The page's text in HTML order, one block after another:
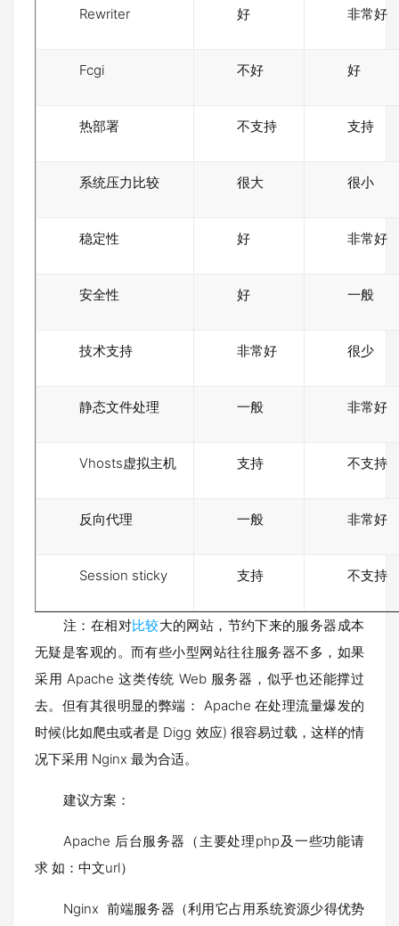
Rewriter 好 非常好
Fcgi 不好 好
热部署 不支持 支持
系统压力比较 很大 很小
稳定性 好 非常好
安全性 好 一般
技术支持 非常好 很少
静态文件处理 一般 非常好
Vhosts虚拟主机 支持 不支持
反向代理 一般 非常好
Session sticky 支持 不支持
注：在相对比较大的网站，节约下来的服务器成本
无疑是客观的。而有些小型网站往往服务器不多，如果
采用 Apache 这类传统 Web 服务器，似乎也还能撑过
去。但有其很明显的弊端： Apache 在处理流量爆发的
时候(比如爬虫或者是 Digg 效应) 很容易过载，这样的情
况下采用 Nginx 最为合适。
建议方案：
Apache 后台服务器（主要处理php及一些功能请
求 如：中文url）
Nginx 前端服务器（利用它占用系统资源少得优势